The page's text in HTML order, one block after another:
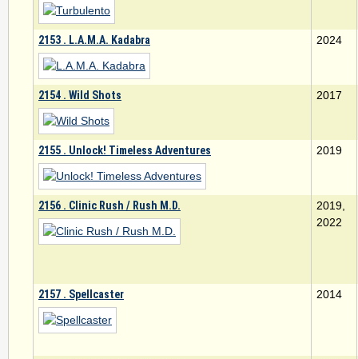
2153 . L.A.M.A. Kadabra 2024
2154 . Wild Shots 2017
2155 . Unlock! Timeless Adventures 2019
2156 . Clinic Rush / Rush M.D.
2019,
2022
2157 . Spellcaster 2014